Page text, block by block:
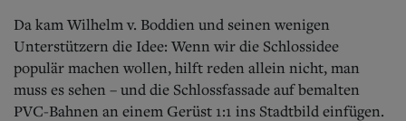
Da kam Wilhelm v. Boddien und seinen wenigen
Unterstützern die Idee: Wenn wir die Schlossidee
populär machen wollen, hilft reden allein nicht, man
muss es sehen – und die Schlossfassade auf bemalten
PVC-Bahnen an einem Gerüst 1:1 ins Stadtbild einfügen.